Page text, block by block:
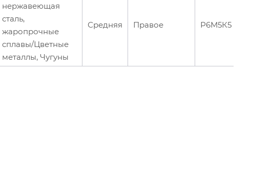
нержавеющая
сталь,
жаропрочные
сплавы/Цветные
металлы, Чугуны
Средняя Правое Р6М5К5